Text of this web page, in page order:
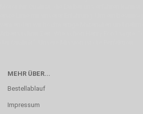
MEHR ÜBER...
Bestellablauf
Impressum